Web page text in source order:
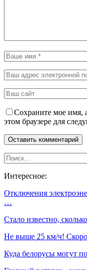
Сохраните мое имя,
этом браузере для
Интересное:
Отключения
…
Стало известно,
Не выше 25 км/ч!
Куда белорусы могут